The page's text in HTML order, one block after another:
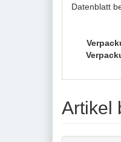
Datenblatt
Artikel